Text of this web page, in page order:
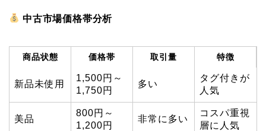
中古市場価格帯分析
商品状態 価格帯 取引量 特徴
新品未使用
1,500円～
1,750円
多い
タグ付きが
人気
美品
800円～
1,200円
非常に多い
コスパ重視
層に人気